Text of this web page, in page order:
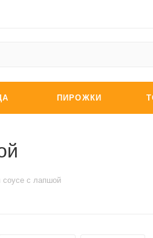
ПИРОЖКИ
соусе с лапшой